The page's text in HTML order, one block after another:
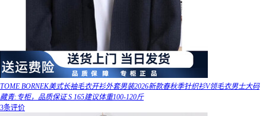
TOME BORNEK美式长袖毛衣开衫外套男装2026新款春秋季针织衫V领毛衣男士大码
藏青:专柜，品质保证 S 165建议体重100-120斤
3条评价